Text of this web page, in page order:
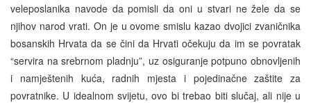
veleposlanika navode da pomisli da oni u stvari ne žele da se
njihov narod vrati. On je u ovome smislu kazao dvojici zvaničnika
bosanskih Hrvata da se čini da Hrvati očekuju da im se povratak
“servira na srebrnom pladnju”, uz osiguranje potpuno obnovljenih
i namještenih kuća, radnih mjesta i pojedinačne zaštite za
povratnike. U idealnom svijetu, ovo bi trebao biti slučaj, ali nije u